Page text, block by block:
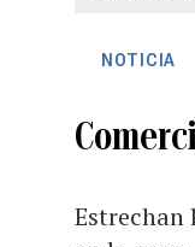
NOTICIA
Estrechan